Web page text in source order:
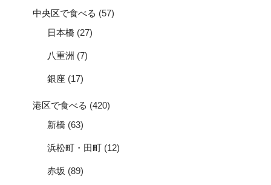
中央区で食べる (57)
日本橋 (27)
八重洲 (7)
銀座 (17)
港区で食べる (420)
新橋 (63)
浜松町・田町 (12)
赤坂 (89)